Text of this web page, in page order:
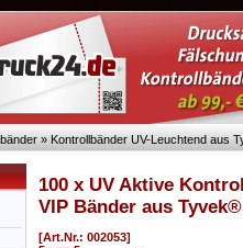
» Kontrollbänder UV-Leuchtend aus
100 x UV Aktive
VIP Bänder aus Tyvek®
[Art.Nr.: 002053]